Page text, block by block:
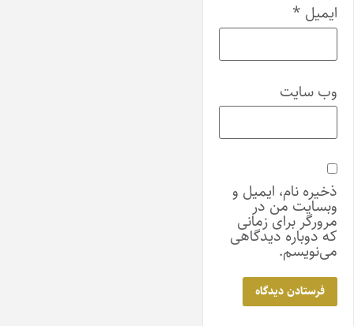
ایمیل *
وب‌ سایت
ذخیره نام، ایمیل و
وبسایت من در
مرورگر برای زمانی
که دوباره دیدگاهی
می‌نویسم.